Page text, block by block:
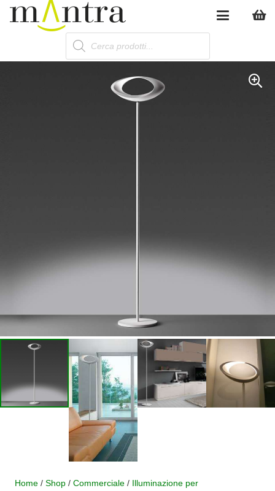
Products
search
Home / Shop / Commerciale / Illuminazione per